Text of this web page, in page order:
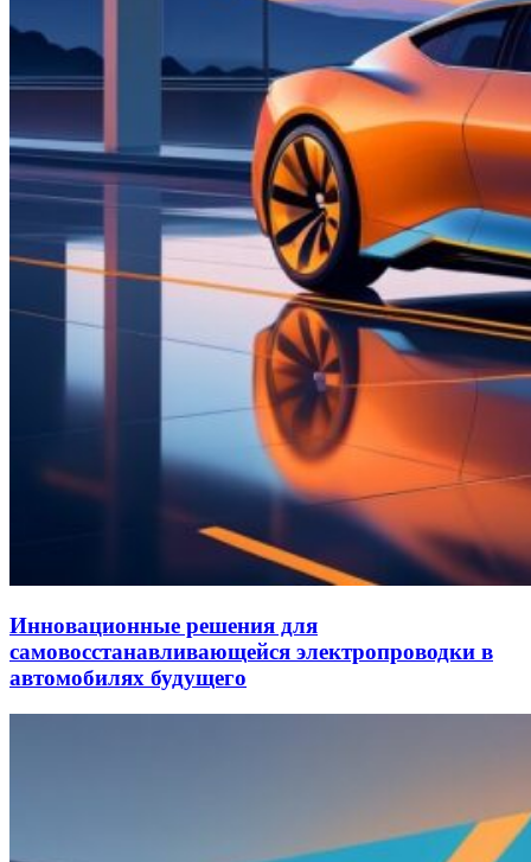
Инновационные решения для
самовосстанавливающейся электропроводки в
автомобилях будущего